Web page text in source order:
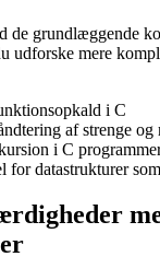
de grundlæggende
udforske mere
i C
af strenge og
i C
for datastrukturer